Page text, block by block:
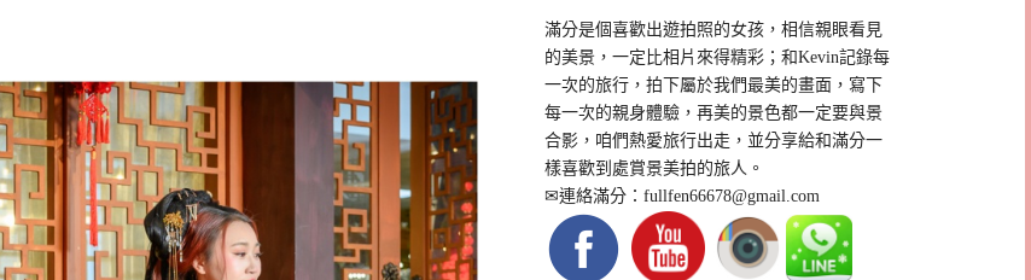
滿分是個喜歡出遊拍照的女孩，相信親眼看見
的美景，一定比相片來得精彩；和Kevin記錄每
一次的旅行，拍下屬於我們最美的畫面，寫下
每一次的親身體驗，再美的景色都一定要與景
合影，咱們熱愛旅行出走，並分享給和滿分一
樣喜歡到處賞景美拍的旅人。
✉連絡滿分：fullfen66678@gmail.com